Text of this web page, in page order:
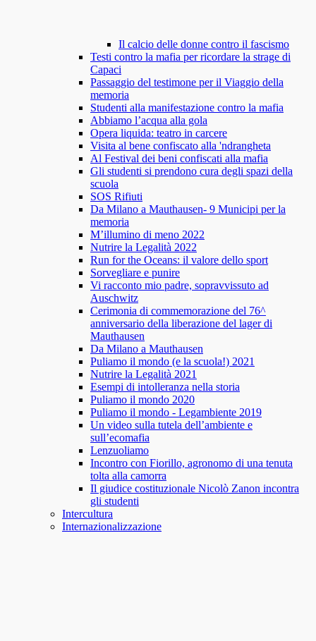
Il calcio delle donne contro il fascismo
Testi contro la mafia per ricordare la strage di
Capaci
Passaggio del testimone per il Viaggio della
memoria
Studenti alla manifestazione contro la mafia
Abbiamo l’acqua alla gola
Opera liquida: teatro in carcere
Visita al bene confiscato alla 'ndrangheta
Al Festival dei beni confiscati alla mafia
Gli studenti si prendono cura degli spazi della
scuola
SOS Rifiuti
Da Milano a Mauthausen- 9 Municipi per la
memoria
M’illumino di meno 2022
Nutrire la Legalità 2022
Run for the Oceans: il valore dello sport
Sorvegliare e punire
Vi racconto mio padre, sopravvissuto ad
Auschwitz
Cerimonia di commemorazione del 76^
anniversario della liberazione del lager di
Mauthausen
Da Milano a Mauthausen
Puliamo il mondo (e la scuola!) 2021
Nutrire la Legalità 2021
Esempi di intolleranza nella storia
Puliamo il mondo 2020
Puliamo il mondo - Legambiente 2019
Un video sulla tutela dell’ambiente e
sull’ecomafia
Lenzuoliamo
Incontro con Fiorillo, agronomo di una tenuta
tolta alla camorra
Il giudice costituzionale Nicolò Zanon incontra
gli studenti
Intercultura
Internazionalizzazione